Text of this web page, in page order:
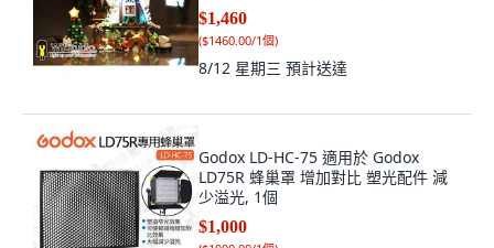
$1,460
($1460.00/1個)
8/12 星期三 預計送達
Godox LD-HC-75 適用於 Godox
LD75R 蜂巢罩 增加對比 塑光配件 減
少溢光, 1個
$1,000